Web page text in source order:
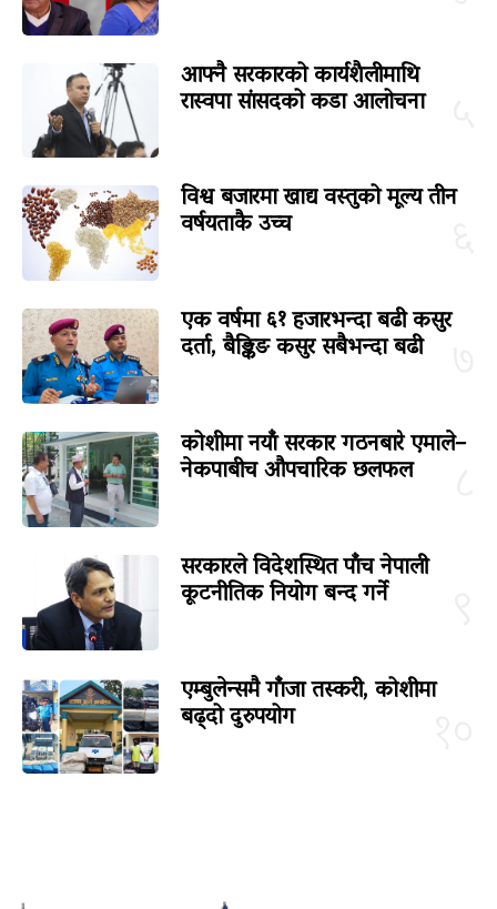
आफ्नै सरकारको कार्यशैलीमाथि
रास्वपा सांसदको कडा आलोचना
विश्व बजारमा खाद्य वस्तुको मूल्य तीन
वर्षयताकै उच्च
एक वर्षमा ६१ हजारभन्दा बढी कसुर
दर्ता, बैङ्किङ कसुर सबैभन्दा बढी
कोशीमा नयाँ सरकार गठनबारे एमाले–
नेकपाबीच औपचारिक छलफल
सरकारले विदेशस्थित पाँच नेपाली
कूटनीतिक नियोग बन्द गर्ने
एम्बुलेन्समै गाँजा तस्करी, कोशीमा
बढ्दो दुरुपयोग